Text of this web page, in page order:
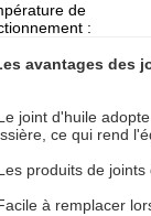
de
:
avantages des
joint d'huile
ce qui rend
produits de
à remplacer